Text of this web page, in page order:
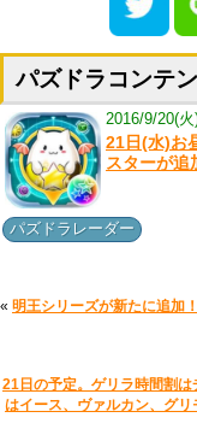
パズドラコンテ
2016/9/20(
21日(水)お
スターが追
パズドラレーダー
« 明王シリーズが新たに追加
21日の予定。ゲリラ時間割
はイース、ヴァルカン、グリ